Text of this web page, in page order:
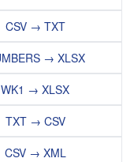
CSV → TXT
→ XLSX
WK1 → XLSX
TXT → CSV
CSV → XML